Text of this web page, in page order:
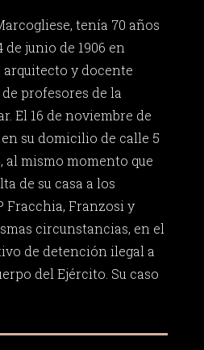
tenía 70 años
junio de 1906 en
arquitecto y docente
profesores de la
El 16 de noviembre de
en su domicilio de calle 5
al mismo momento que
de su casa a los
Fracchia, Franzosi y
circunstancias, en el
de detención ilegal a
del Ejército. Su caso